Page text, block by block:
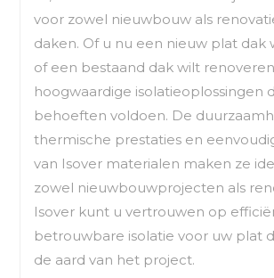
voor zowel nieuwbouw als
daken. Of u nu een nieuw plat dak
of een bestaand dak wilt
hoogwaardige isolatieoplossingen
behoeften voldoen. De
thermische prestaties en
van Isover materialen maken ze
zowel nieuwbouwprojecten als
Isover kunt u vertrouwen op
betrouwbare isolatie voor uw plat
de aard van het project.